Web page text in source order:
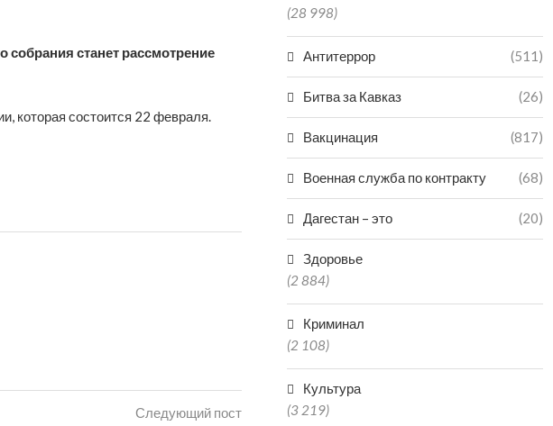
станет рассмотрение
которая состоится 22 февраля.
Следующий пост
(28 998)
Антитеррор (511)
Битва за Кавказ (26)
Вакцинация (817)
Военная служба по контракту (68)
Дагестан – это (20)
Здоровье
(2 884)
Криминал
(2 108)
Культура
(3 219)